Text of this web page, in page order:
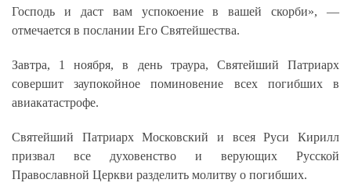
Господь и даст вам успокоение в вашей скорби», —
отмечается в послании Его Святейшества.
Завтра, 1 ноября, в день траура, Святейший Патриарх
совершит заупокойное поминовение всех погибших в
авиакатастрофе.
Святейший Патриарх Московский и всея Руси Кирилл
призвал все духовенство и верующих Русской
Православной Церкви разделить молитву о погибших.